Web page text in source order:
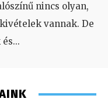
nincs olyan,
vannak. De
...